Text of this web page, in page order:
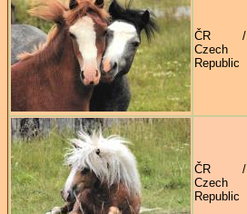
ČR /
Czech
Republic
ČR /
Czech
Republic